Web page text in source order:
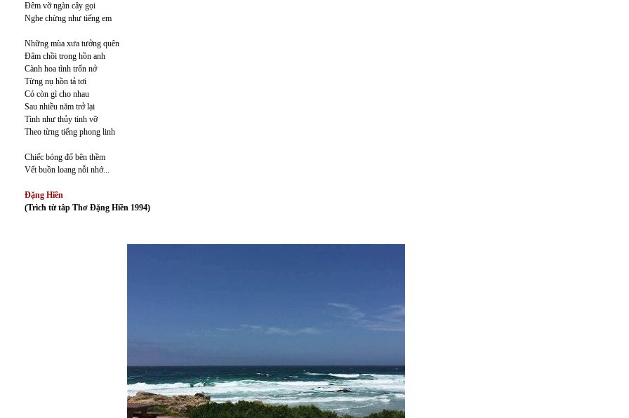
Đêm vỡ ngàn cây gọi
Nghe chừng như tiếng em
Những mùa xưa tưởng quên
Đâm chồi trong hồn anh
Cành hoa tình trốn nở
Từng nụ hồn tả tơi
Có còn gì cho nhau
Sau nhiều năm trở lại
Tình như thủy tinh vỡ
Theo từng tiếng phong linh
Chiếc bóng đổ bên thềm
Vết buồn loang nỗi nhớ...
Đặng Hiền
(Trìch từ tâp Thơ Đặng Hiền 1994)